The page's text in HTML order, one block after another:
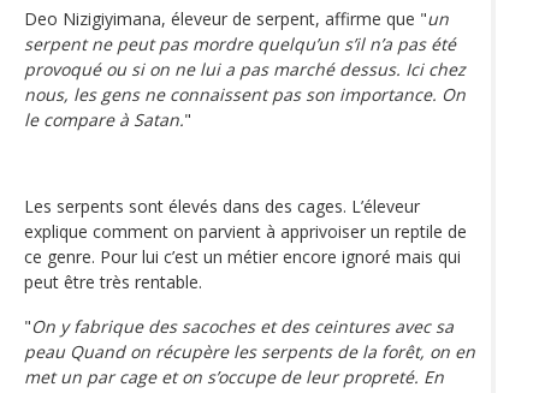
Deo Nizigiyimana, éleveur de serpent, affirme que "un
serpent ne peut pas mordre quelqu’un s’il n’a pas été
provoqué ou si on ne lui a pas marché dessus. Ici chez
nous, les gens ne connaissent pas son importance. On
le compare à Satan."
Les serpents sont élevés dans des cages. L’éleveur
explique comment on parvient à apprivoiser un reptile de
ce genre. Pour lui c’est un métier encore ignoré mais qui
peut être très rentable.
"On y fabrique des sacoches et des ceintures avec sa
peau Quand on récupère les serpents de la forêt, on en
met un par cage et on s’occupe de leur propreté. En